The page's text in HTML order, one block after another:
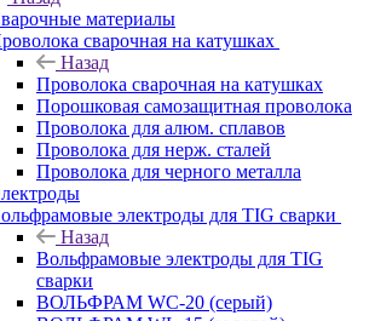
материалы
сварочная на катушках
Назад
Проволока сварочная на катушках
Порошковая самозащитная проволока
Проволока для алюм. сплавов
Проволока для нерж. сталей
Проволока для черного металла
электроды для TIG сварки
Назад
Вольфрамовые электроды для TIG
сварки
ВОЛЬФРАМ WC-20 (серый)